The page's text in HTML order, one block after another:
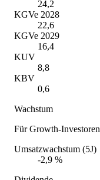
24,2
KGVe 2028
22,6
KGVe 2029
16,4
KUV
8,8
KBV
0,6
Wachstum
Für Growth-Investoren
Umsatzwachstum (5J)
-2,9 %